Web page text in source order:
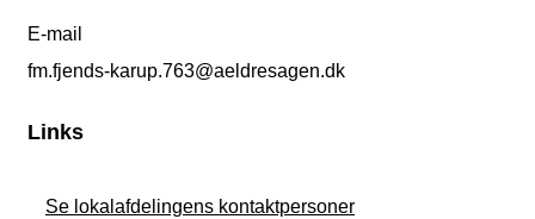
E-mail
fm.fjends-karup.763@aeldresagen.dk
Links
Se lokalafdelingens kontaktpersoner